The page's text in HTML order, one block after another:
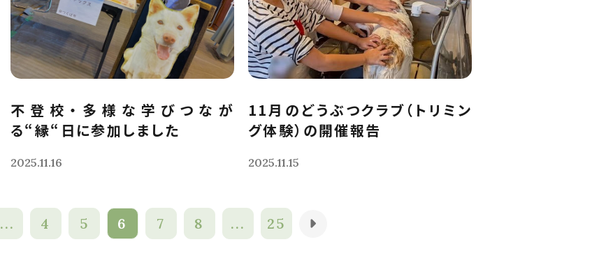
不登校・多様な学びつなが
る“縁“日に参加しました
2025.11.16
11月のどうぶつクラブ（トリミン
グ体験）の開催報告
2025.11.15
... 4 5 6 7 8 ... 25